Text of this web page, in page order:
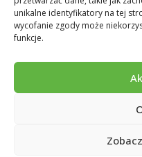
unikalne identyfikatory na tej
wycofanie zgody może
funkcje.
e-mail:
Copyright © 2026 WFOŚiGW w